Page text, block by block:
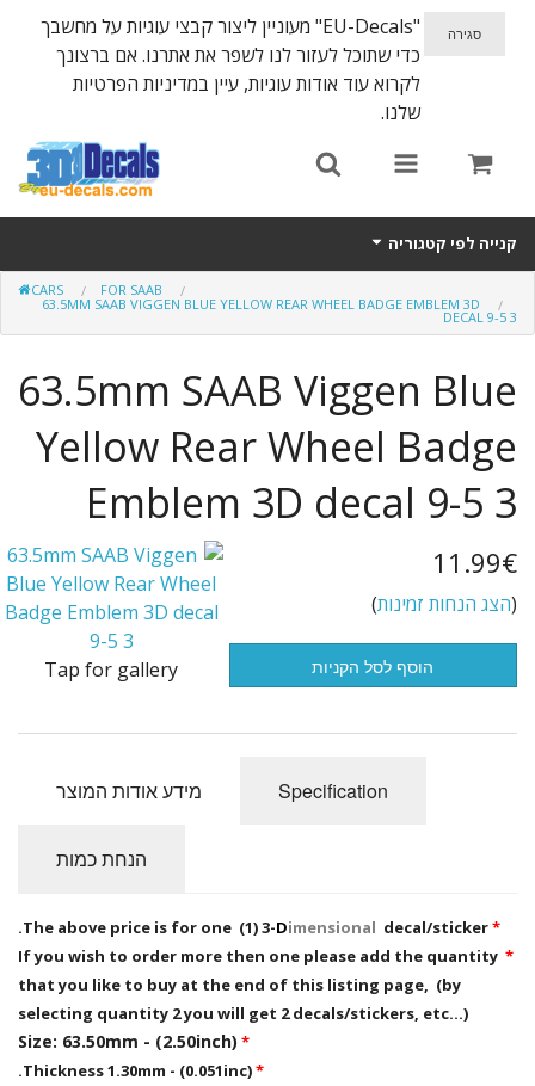
"EU-Decals" מעוניין ליצור קבצי עוגיות על מחשבך
כדי שתוכל לעזור לנו לשפר את אתרנו. אם ברצונך
לקרוא עוד אודות עוגיות, עיין במדיניות הפרטיות
שלנו.
קנייה לפי קטגוריה
SPARTA 300
Cars
Bikes
Life Style
Flags of the world
פריטים במבצע
CARS
FOR SAAB
63.5MM SAAB VIGGEN BLUE YELLOW REAR WHEEL BADGE EMBLEM 3D
DECAL 9-5 3
63.5mm SAAB Viggen Blue
Yellow Rear Wheel Badge
Emblem 3D decal 9-5 3
Tap for gallery
11.99€
(הצג הנחות זמינות)
הוסף לסל הקניות
מידע אודות המוצר Specification
הנחת כמות
*
Dimensional decal/sticker.
*
If you wish to order more then one please add the quantity
that you like to buy at the end of this listing page, (by
selecting quantity 2 you will get 2 decals/stickers, etc...)
*
Size: 63.50mm - (2.50inch)
*